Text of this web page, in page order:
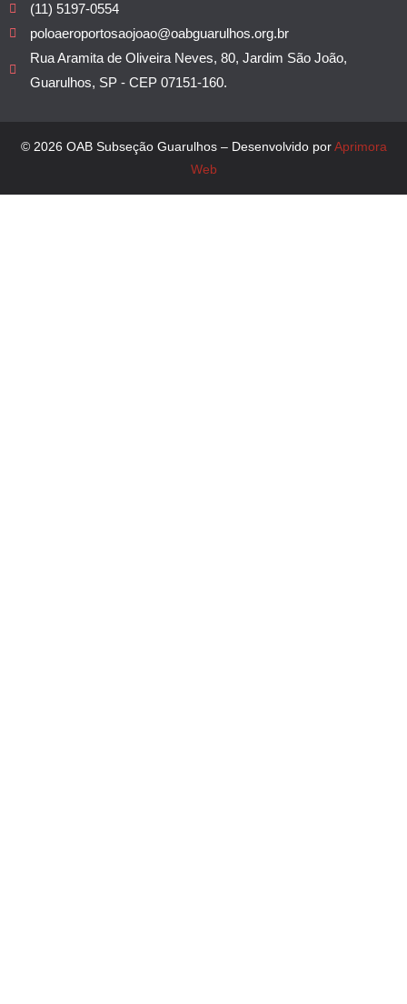
(11) 5197-0554
poloaeroportosaojoao@oabguarulhos.org.br
Rua Aramita de Oliveira Neves, 80, Jardim São João,
Guarulhos, SP - CEP 07151-160.
© 2026 OAB Subseção Guarulhos – Desenvolvido porAprimora
Web